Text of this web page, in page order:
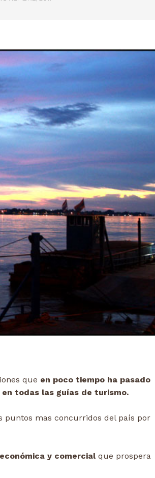
que en poco tiempo ha pasado
todas las guías de turismo.
puntos mas concurridos del país por
y comercialque prospera